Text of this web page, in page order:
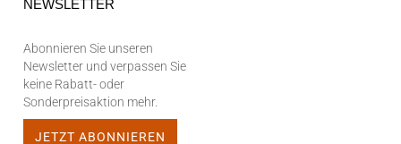
NEWSLETTER
Abonnieren Sie unseren
Newsletter und verpassen Sie
keine Rabatt- oder
Sonderpreisaktion mehr.